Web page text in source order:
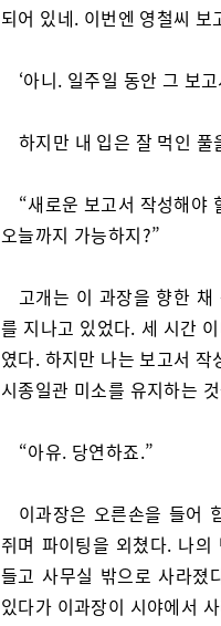
되어 있네. 이번엔 영철씨
‘아니. 일주일 동안 그 보
하지만 내 입은 잘 먹인
“새로운 보고서 작성해야
오늘까지 가능하지?”
고개는 이 과장을 향한
를 지나고 있었다. 세 시간
였다. 하지만 나는 보고서
시종일관 미소를 유지하는
“아유. 당연하죠.”
이과장은 오른손을 들어
쥐며 파이팅을 외쳤다. 나
들고 사무실 밖으로 사라졌
있다가 이과장이 시야에서